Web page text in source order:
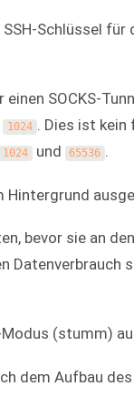
Schlüssel
SOCKS-
1024 . Dies ist kein
1024 und 65536 .
Hintergrund
bevor sie an
Datenverbrauch
(stumm)
dem Aufbau